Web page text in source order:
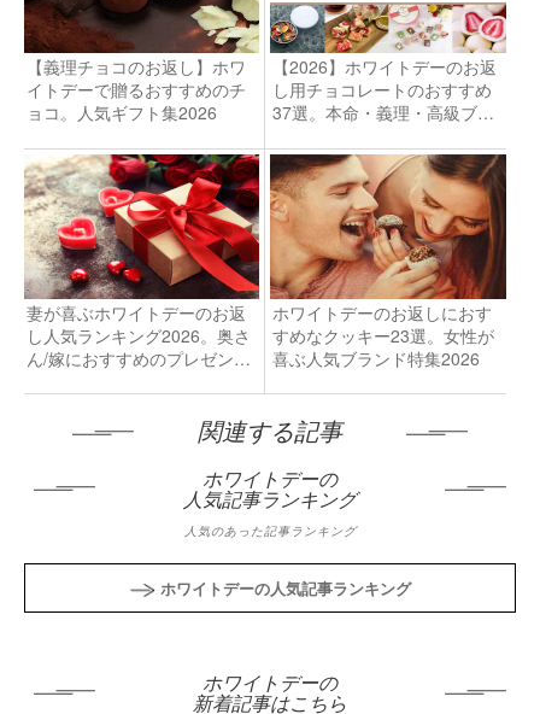
【義理チョコのお返し】ホワ
イトデーで贈るおすすめのチ
ョコ。人気ギフト集2026
【2026】ホワイトデーのお返
し用チョコレートのおすすめ
37選。本命・義理・高級ブラ
妻が喜ぶホワイトデーのお返
し人気ランキング2026。奥さ
ん/嫁におすすめのプレゼント
ホワイトデーのお返しにおす
すめなクッキー23選。女性が
喜ぶ人気ブランド特集2026
関連する記事
ホワイトデーの
人気記事ランキング
人気のあった記事ランキング
ホワイトデーの人気記事ランキング
ホワイトデーの
新着記事はこちら